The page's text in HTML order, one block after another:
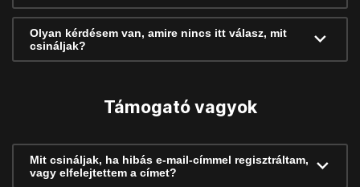
Olyan kérdésem van, amire nincs itt válasz, mit
csináljak?
Támogató vagyok
Mit csináljak, ha hibás e-mail-címmel regisztráltam,
vagy elfelejtettem a címet?